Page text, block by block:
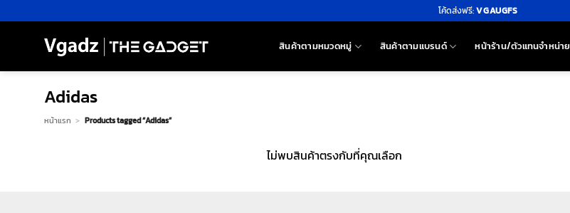
ไป
โค้ดส่งฟรี:VGAUGFS
สินค้าตามหมวดหมู่ สินค้าตามแบรนด์ หน้าร้าน/ตัวแทนจำหน่าย
Adidas
หน้าแรก > Products tagged “Adidas”
ไม่พบสินค้าตรงกับที่คุณเลือก